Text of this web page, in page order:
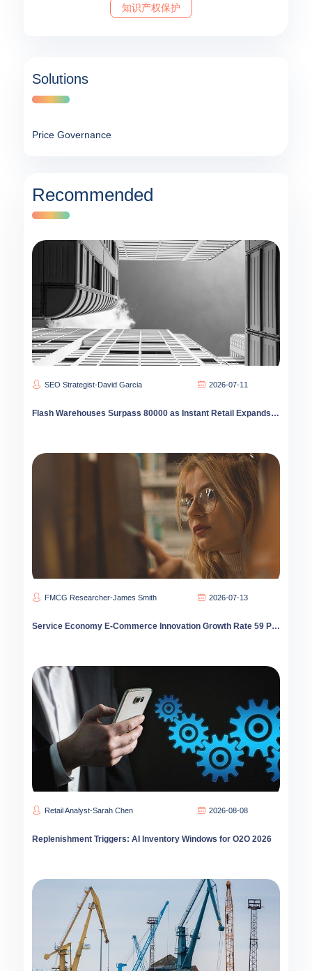
知识产权保护
Solutions
Price Governance
Recommended
SEO Strategist-David Garcia 2026-07-11
Flash Warehouses Surpass 80000 as Instant Retail Expands into Lower-Tier China
FMCG Researcher-James Smith 2026-07-13
Service Economy E-Commerce Innovation Growth Rate 59 Percent 2026
Retail Analyst-Sarah Chen 2026-08-08
Replenishment Triggers: AI Inventory Windows for O2O 2026